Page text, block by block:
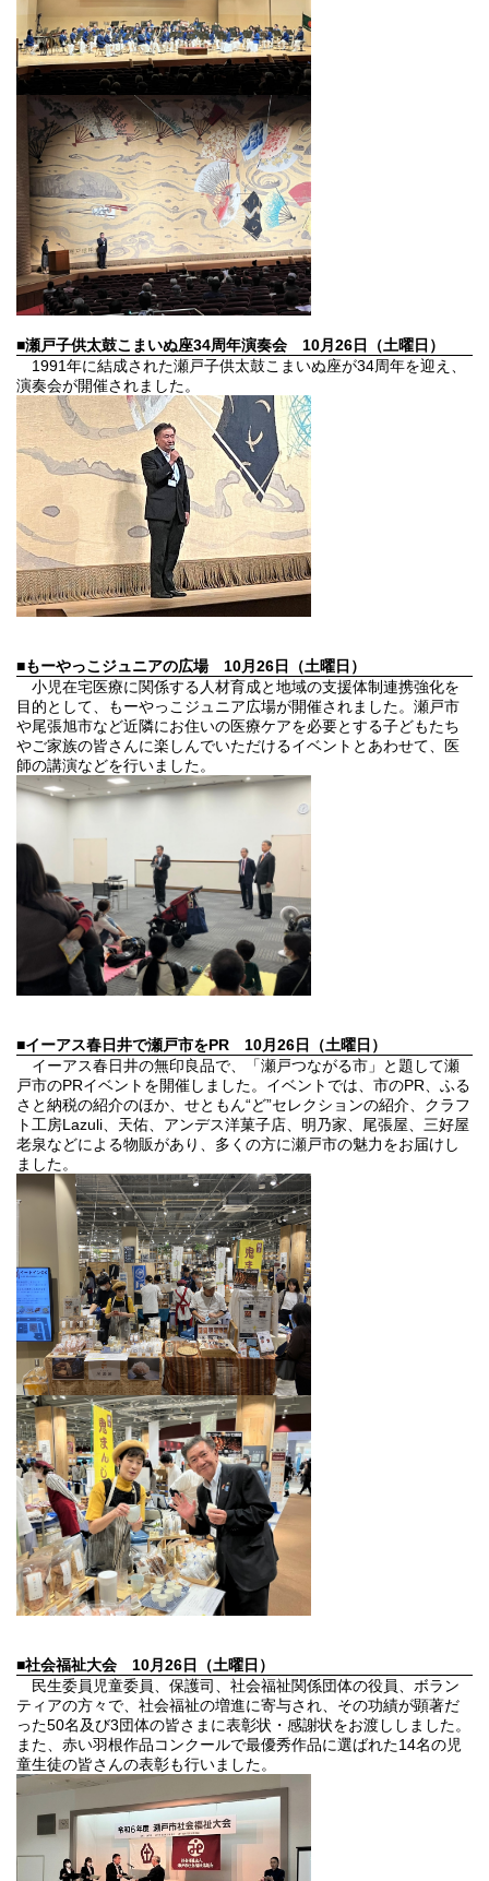
■瀬戸子供太鼓こまいぬ座34周年演奏会 10月26日（土曜日）
1991年に結成された瀬戸子供太鼓こまいぬ座が34周年を迎え、
演奏会が開催されました。
■もーやっこジュニアの広場10月26日（土曜日）
小児在宅医療に関係する人材育成と地域の支援体制連携強化を
目的として、もーやっこジュニア広場が開催されました。瀬戸市
や尾張旭市など近隣にお住いの医療ケアを必要とする子どもたち
やご家族の皆さんに楽しんでいただけるイベントとあわせて、医
師の講演などを行いました。
■イーアス春日井で瀬戸市をPR 10月26日（土曜日）
イーアス春日井の無印良品で、「瀬戸つながる市」と題して瀬
戸市のPRイベントを開催しました。イベントでは、市のPR、ふる
さと納税の紹介のほか、せともん“ど”セレクションの紹介、クラフ
ト工房Lazuli、天佑、アンデス洋菓子店、明乃家、尾張屋、三好屋
老泉などによる物販があり、多くの方に瀬戸市の魅力をお届けし
ました。
■社会福祉大会 10月26日（土曜日）
民生委員児童委員、保護司、社会福祉関係団体の役員、ボラン
ティアの方々で、社会福祉の増進に寄与され、その功績が顕著だ
った50名及び3団体の皆さまに表彰状・感謝状をお渡ししました。
また、赤い羽根作品コンクールで最優秀作品に選ばれた14名の児
童生徒の皆さんの表彰も行いました。